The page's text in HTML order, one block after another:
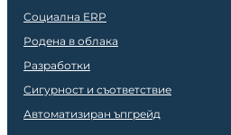
Социална ERP
Родена в облака
Разработки
Сигурност и съответствие
Автоматизиран ъпгрейд